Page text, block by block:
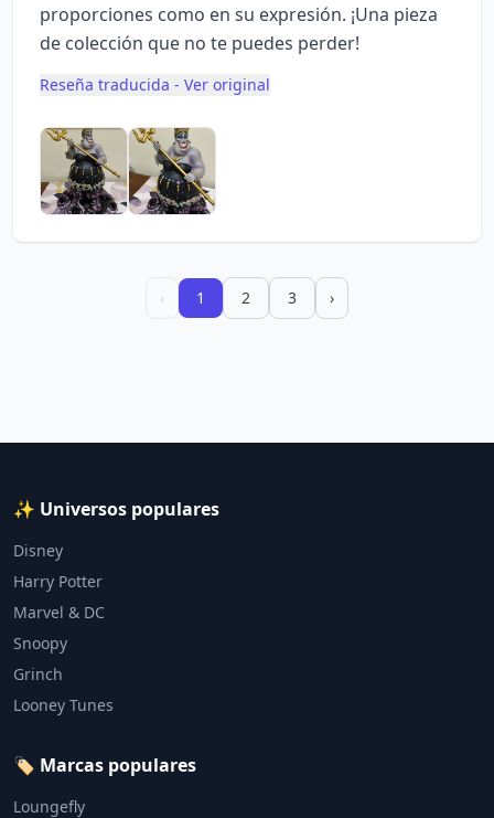
proporciones como en su expresión. ¡Una pieza
de colección que no te puedes perder!
Reseña traducida - Ver original
‹ 1 2 3 ›
✨ Universos populares
Disney
Harry Potter
Marvel & DC
Snoopy
Grinch
Looney Tunes
🏷️ Marcas populares
Loungefly